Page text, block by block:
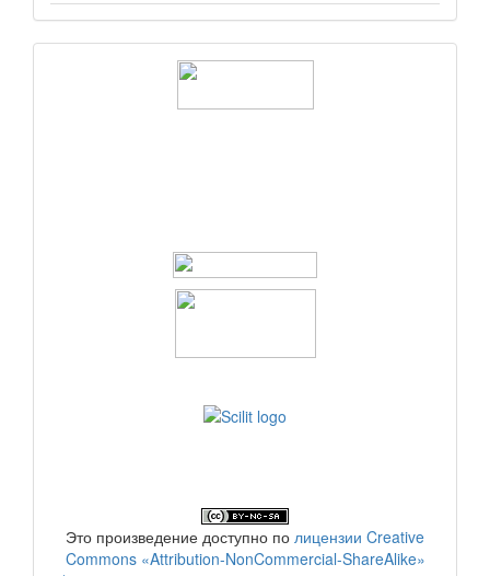
Это произведение доступно по лицензии Creative
Commons «Attribution-NonCommercial-ShareAlike»